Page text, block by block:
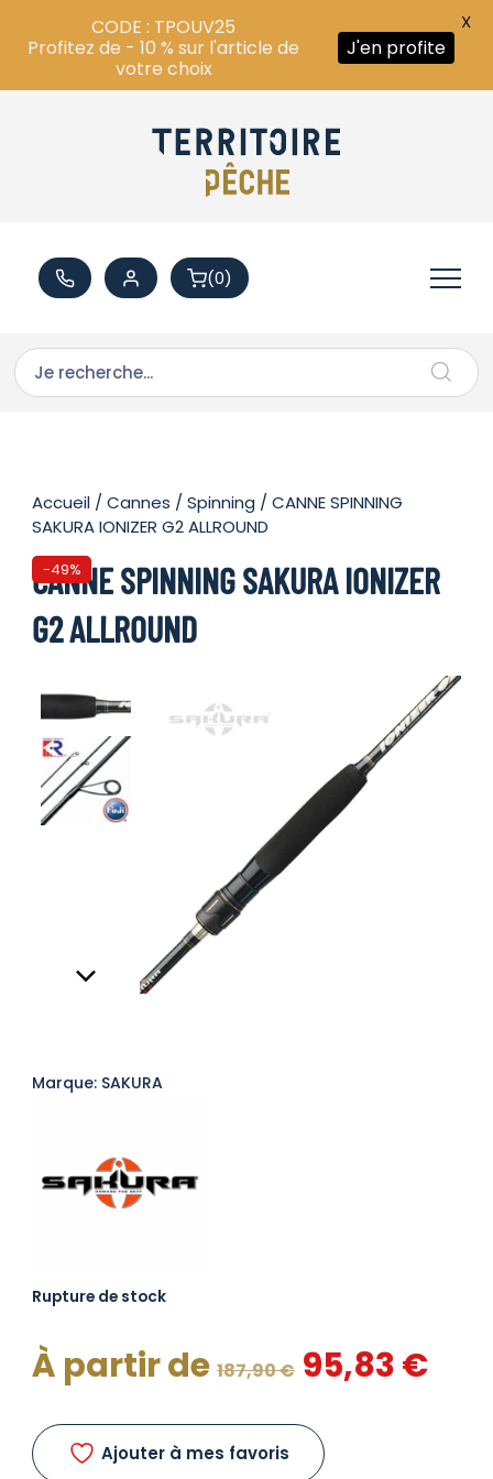
(0)
Accueil /Cannes /Spinning / CANNE SPINNING
SAKURA IONIZER G2 ALLROUND
CANNE SPINNING SAKURA IONIZER
G2 ALLROUND
-49%
Marque: SAKURA
Rupture de stock
À partir de 187,90€ Le
prix
initial
95,83€Le
Ajouter à mes favoris
CODE : TPOUV25
Profitez de - 10 % sur l'article de
votre choix
J'en profite
X